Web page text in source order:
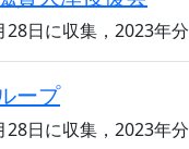
日に収集，2023年分
ープ
日に収集，2023年分